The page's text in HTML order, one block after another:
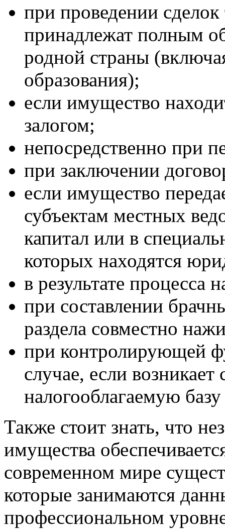
при проведении
принадлежат полным
родной страны
образования);
если имущество
залогом;
непосредственно при
при заключении
если имущество
субъектам местных
капитал или в
которых находятся
в результате процесса
при составлении
раздела совместно
при контролирующей
случае, если
налогооблагаемую
Также стоит знать, что
имущества
современном мире
которые занимаются
профессиональном